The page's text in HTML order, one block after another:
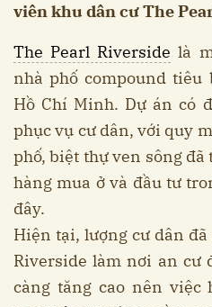
viên khu dân cư The
The Pearl Riverside là
nhà phố compound tiêu
Hồ Chí Minh. Dự án có
phục vụ cư dân, với quy
phố, biệt thự ven sông
hàng mua ở và đầu tư
đây.
Hiện tại, lượng cư dân
Riverside làm nơi an cư
càng tăng cao nên việc